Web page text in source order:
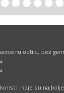
optiku bez
i koje su